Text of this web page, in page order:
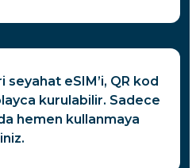
seyahat eSIM’i, QR kod
kurulabilir. Sadece
hemen kullanmaya